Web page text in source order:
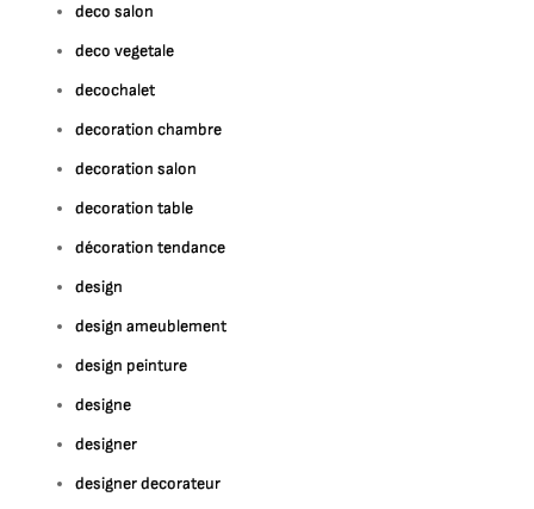
deco salon
deco vegetale
decochalet
decoration chambre
decoration salon
decoration table
décoration tendance
design
design ameublement
design peinture
designe
designer
designer decorateur